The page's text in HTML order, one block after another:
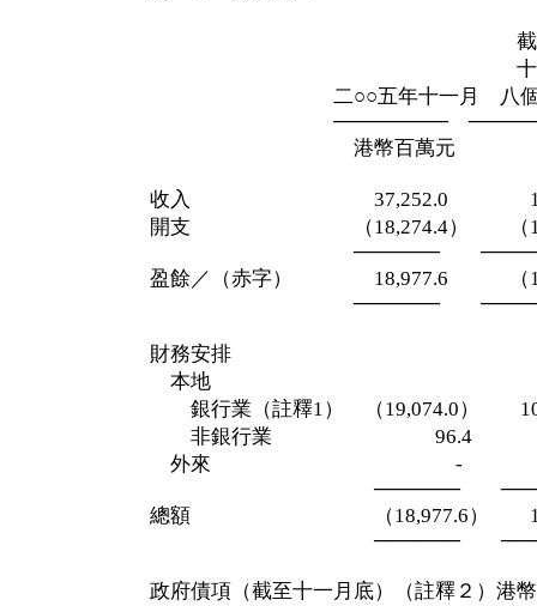
截至二○○
十一月三十
二○○五年十一月 八個
────────
港幣百萬元 港幣
收入 37,252.0
開支 （18,274.4） （
──────
盈餘／（赤字） 18,977.6 （
──────
財務安排
本地
銀行業（註釋1） （19,074.0）
非銀行業 96.4
外來 -
──────
總額 （18,977.6）
──────
政府債項（截至十一月底）（註釋２）港